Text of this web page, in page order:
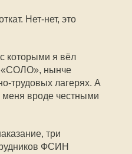
Нет-нет, это
которыми я вёл
«СОЛО», нынче
трудовых лагерях. А
меня вроде честными
три
ФСИН